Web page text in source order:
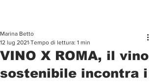
VINO X ROMA, il vino
sostenibile incontra i
Marina Betto
12 lug 2021 Tempo di lettura: 1 min